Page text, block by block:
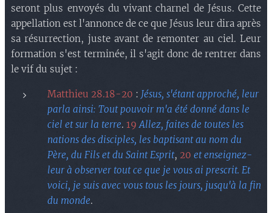
seront plus envoyés du vivant charnel de Jésus. Cette
appellation est l'annonce de ce que Jésus leur dira après
sa résurrection, juste avant de remonter au ciel. Leur
formation s'est terminée, il s'agit donc de rentrer dans
le vif du sujet :
Matthieu 28.18-20 : Jésus, s'étant approché, leur
parla ainsi: Tout pouvoir m'a été donné dans le
ciel et sur la terre. 19 Allez, faites de toutes les
nations des disciples, les baptisant au nom du
Père, du Fils et du Saint Esprit, 20 et enseignez-
leur à observer tout ce que je vous ai prescrit. Et
voici, je suis avec vous tous les jours, jusqu'à la fin
du monde.